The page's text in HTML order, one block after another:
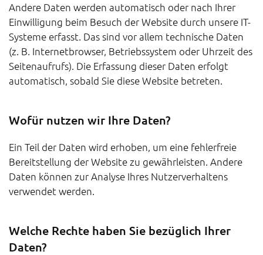
Andere Daten werden automatisch oder nach Ihrer
Einwilligung beim Besuch der Website durch unsere IT-
Systeme erfasst. Das sind vor allem technische Daten
(z. B. Internetbrowser, Betriebssystem oder Uhrzeit des
Seitenaufrufs). Die Erfassung dieser Daten erfolgt
automatisch, sobald Sie diese Website betreten.
Wofür nutzen wir Ihre Daten?
Ein Teil der Daten wird erhoben, um eine fehlerfreie
Bereitstellung der Website zu gewährleisten. Andere
Daten können zur Analyse Ihres Nutzerverhaltens
verwendet werden.
Welche Rechte haben Sie bezüglich Ihrer
Daten?